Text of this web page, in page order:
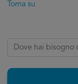
Torna su